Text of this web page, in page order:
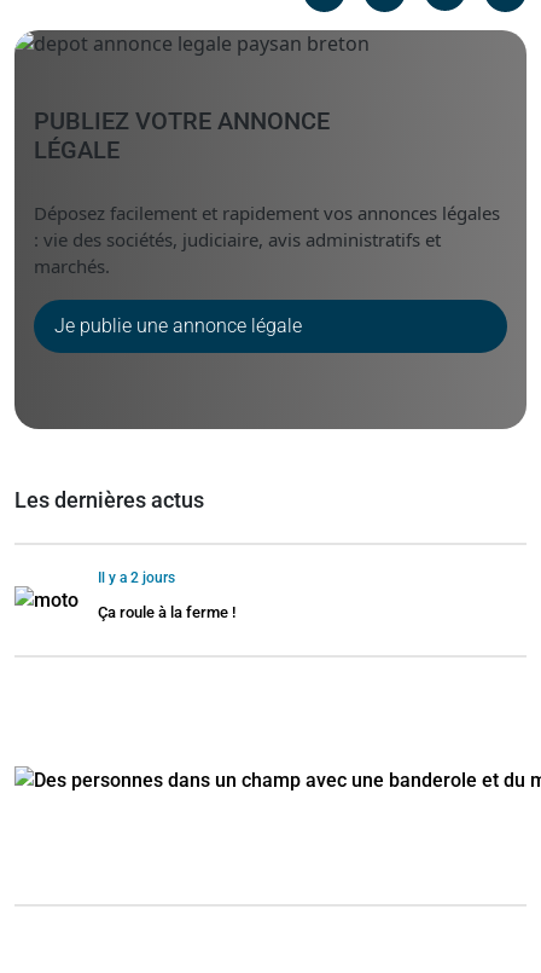
Linked
PUBLIEZ VOTRE ANNONCE
LÉGALE
Déposez facilement et rapidement vos annonces légales
: vie des sociétés, judiciaire, avis administratifs et
marchés.
Je publie une annonce légale
Les dernières actus
Il y a 2 jours
Ça roule à la ferme !